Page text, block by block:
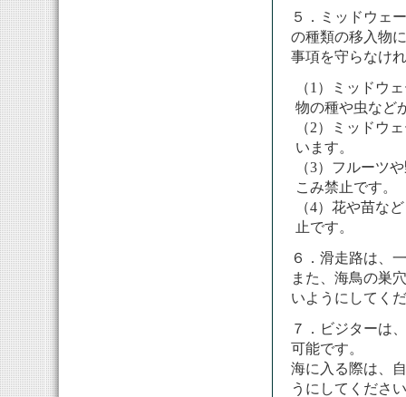
５．ミッドウェ
の種類の移入物
事項を守らなけ
（1）ミッドウ
物の種や虫など
（2）ミッドウ
います。
（3）フルーツ
こみ禁止です。
（4）花や苗な
止です。
６．滑走路は、
また、海鳥の巣
いようにしてく
７．ビジターは
可能です。
海に入る際は、
うにしてくださ